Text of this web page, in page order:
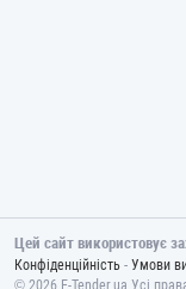
Цей сайт використовує
Конфіденційність - Умови
© 2026 E-Tender.ua Усі